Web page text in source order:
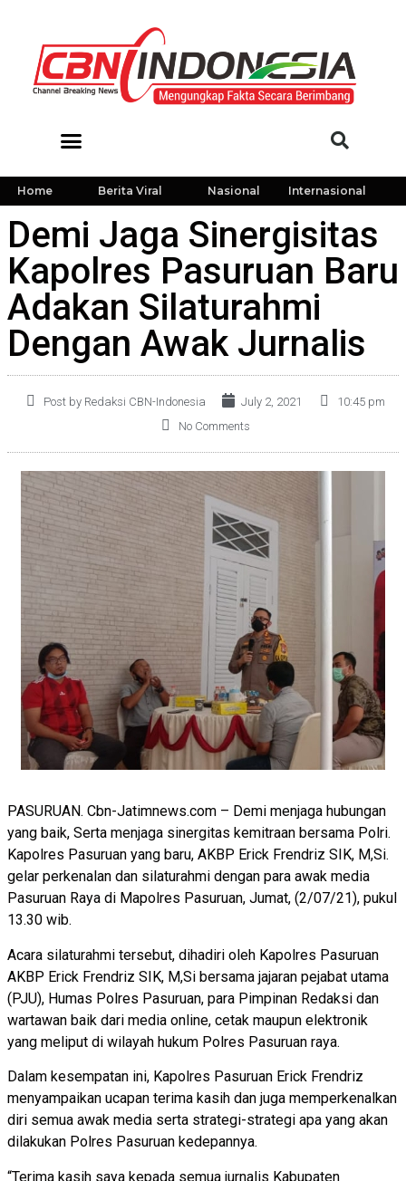
Home Berita Viral Nasional Internasional
Demi Jaga Sinergisitas
Kapolres Pasuruan Baru
Adakan Silaturahmi
Dengan Awak Jurnalis
Post by Redaksi CBN-Indonesia July 2, 2021
10:45 pm
No Comments
PASURUAN. Cbn-Jatimnews.com – Demi menjaga hubungan
yang baik, Serta menjaga sinergitas kemitraan bersama Polri.
Kapolres Pasuruan yang baru, AKBP Erick Frendriz SIK, M,Si.
gelar perkenalan dan silaturahmi dengan para awak media
Pasuruan Raya di Mapolres Pasuruan, Jumat, (2/07/21), pukul
13.30 wib.
Acara silaturahmi tersebut, dihadiri oleh Kapolres Pasuruan
AKBP Erick Frendriz SIK, M,Si bersama jajaran pejabat utama
(PJU), Humas Polres Pasuruan, para Pimpinan Redaksi dan
wartawan baik dari media online, cetak maupun elektronik
yang meliput di wilayah hukum Polres Pasuruan raya.
Dalam kesempatan ini, Kapolres Pasuruan Erick Frendriz
menyampaikan ucapan terima kasih dan juga memperkenalkan
diri semua awak media serta strategi-strategi apa yang akan
dilakukan Polres Pasuruan kedepannya.
“Terima kasih saya kepada semua jurnalis Kabupaten